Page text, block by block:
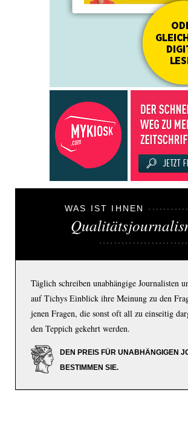
WAS IST IHNEN
Täglich schreiben unabhängige Journalisten
auf Tichys Einblick ihre Meinung zu den
jenen Fragen, die sonst oft all zu einseitig
den Teppich gekehrt werden.
DEN PREIS FÜR UNABHÄNGIGEN
BESTIMMEN SIE.